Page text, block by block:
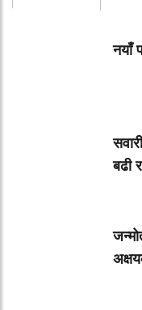
नयाँ
बढी